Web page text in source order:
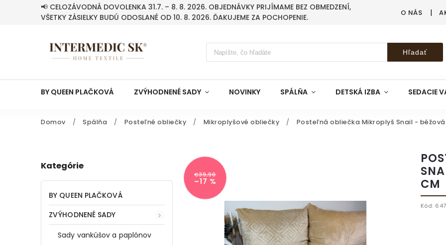
📢 CELOZÁVODNÁ DOVOLENKA 31.7. – 8. 8. 2026. OBJEDNÁVKY PRIJÍMAME BEZ OBMEDZENÍ,
VŠETKY ZÁSIELKY BUDÚ ODOSLANÉ OD 10. 8. 2026. ĎAKUJEME ZA POCHOPENIE.
O NÁS
Hľadať
BY QUEEN PLAČKOVÁ ZVÝHODNENÉ SADY NOVINKY SPÁLŇA DETSKÁ IZBA SEDACIE
Domov / Spálňa / Posteľné obliečky / Mikroplyšové obliečky / Posteľná obliečka Mikroplyš Snail - béžová
Kategórie
BY QUEEN PLAČKOVÁ
ZVÝHODNENÉ SADY
Sady vankúšov a paplónov
€39,90
–17 %
CM
Kód: